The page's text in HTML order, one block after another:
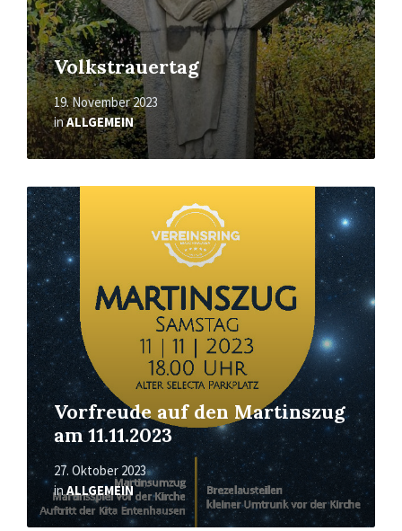
Volkstrauertag
19. November 2023
inALLGEMEIN
Vorfreude auf den Martinszug
am 11.11.2023
27. Oktober 2023
in ALLGEMEIN
Mehr
erfahren